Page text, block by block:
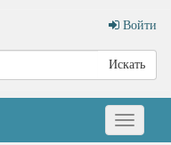
Войти
Искать
Меню